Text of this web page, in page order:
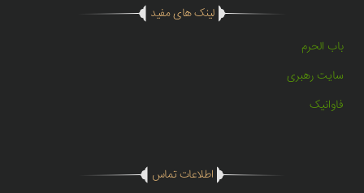
مکتوب معتبر — را در دسترس عاشقان اهل بیت (ع) در سراسر کشور قرار
(ع) را منتقل می‌کنیم.
لینک های مفید
باب الحرم
سایت رهبری
فاوانیک
اطلاعات تماس